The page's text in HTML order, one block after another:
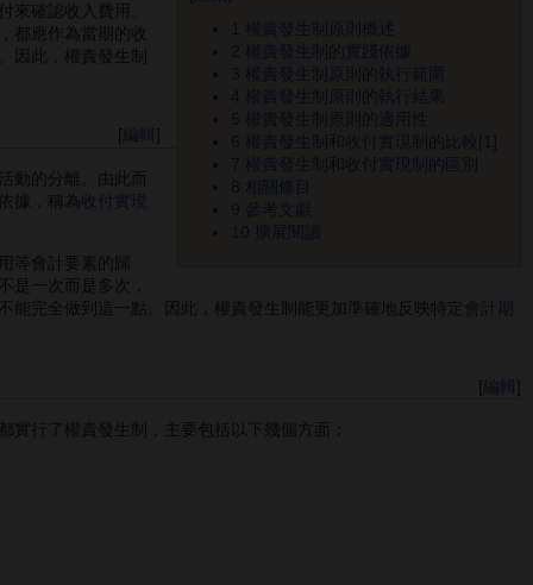
1
權責發生制原則概述
2
權責發生制的實踐依據
3
權責發生制原則的執行範圍
4
權責發生制原則的執行結果
5
權責發生制原則的適用性
6
權責發生制和收付實現制的比較[1]
7
權責發生制和收付實現制的區別
8
相關條目
9
參考文獻
10
擴展閱讀
確認收入費用。
都應作為當期的收
因此，權責發生制
[編輯
動的分離。由此而
據，稱為收付實現
等會計要素的歸
是一次而是多次，
完全做到這一點。因此，權責發生制能更加準確地反映特定 會計期
[編輯
實行了權責發生制，主要包括以下幾個方面：